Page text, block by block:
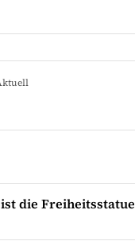
die Freiheitsstatue